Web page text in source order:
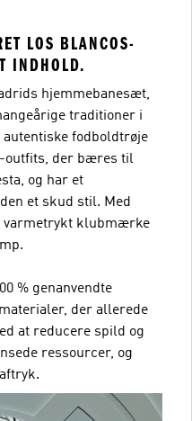
LOS BLANCOS-
INDHOLD.
hjemmebanesæt,
traditioner i
autentiske fodboldtrøje
outfits, der bæres til
og har et
et skud stil. Med
varmetrykt klubmærke
% genanvendte
der allerede
at reducere spild og
ressourcer, og